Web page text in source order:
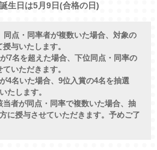
生日は5月9日(合格の日)
同点・同率者が複数いた場合、対象の
与いたします。
7名を超えた場合、下位同点・同率の
いただきます。
4名いた場合、9位入賞の4名を抽選
たします。
者が同点・同率で複数いた場合、抽
に授与させていただきます。予めご了